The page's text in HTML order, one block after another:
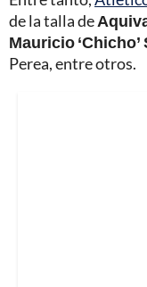
de la talla de
Mauricio ‘Chicho’
Perea, entre otros.